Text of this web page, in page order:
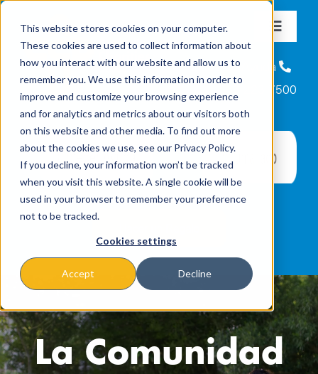
This website stores cookies on your computer.
These cookies are used to collect information about
how you interact with our website and allow us to
remember you. We use this information in order to
improve and customize your browsing experience
and for analytics and metrics about our visitors both
on this website and other media. To find out more
about the cookies we use, see our Privacy Policy.
If you decline, your information won’t be tracked
when you visit this website. A single cookie will be
used in your browser to remember your preference
not to be tracked.
Cookies settings
Accept Decline
Skip
content
Toggle
Nosotros
Misiónes y Programas
Eventos
Noticias
Formas de Donar
Línea de Ayuda
866-223-7500
La Comunidad